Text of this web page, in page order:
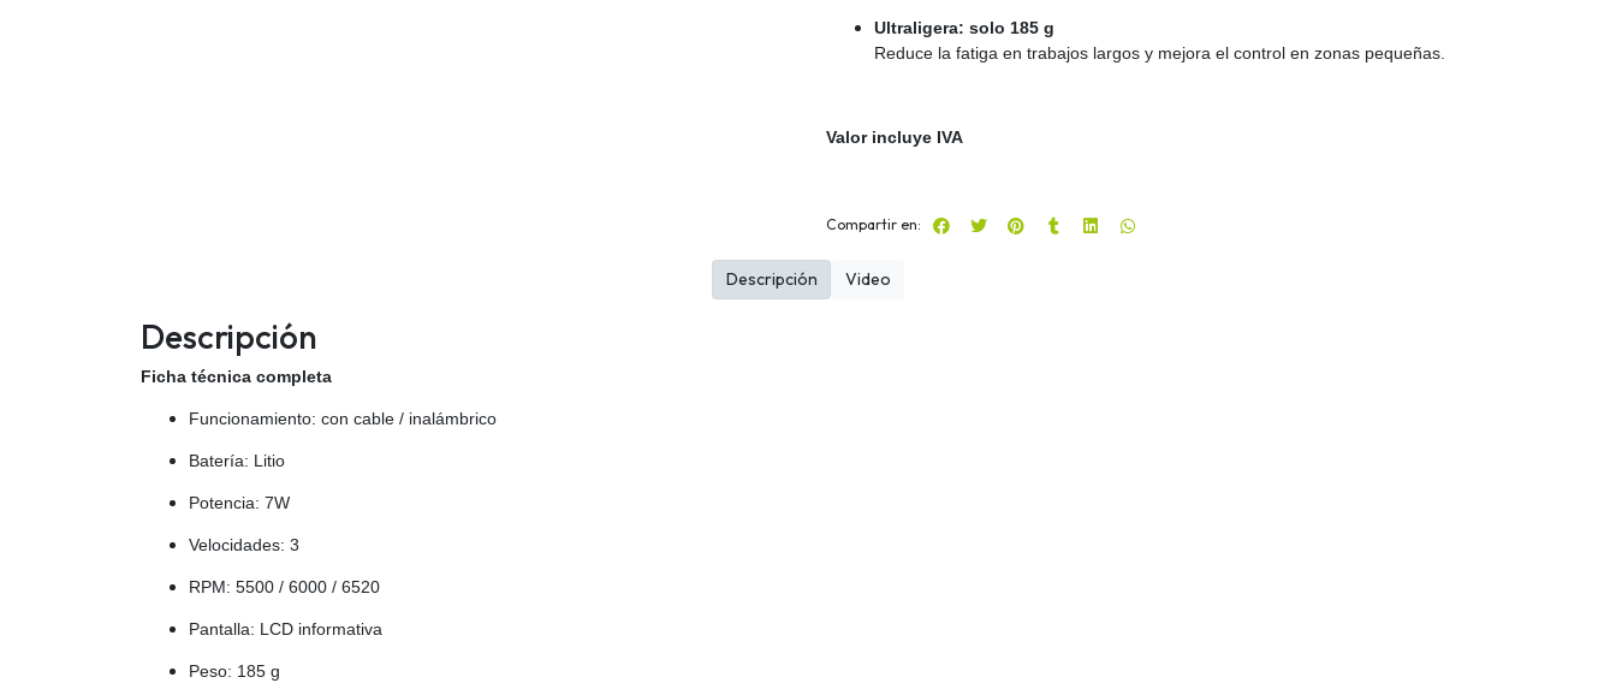
Ultraligera: solo 185 g
Reduce la fatiga en trabajos largos y mejora el control en zonas pequeñas.
Valor incluye IVA
Compartir en:
Descripción
Ficha técnica completa
Funcionamiento: con cable / inalámbrico
Batería: Litio
Potencia: 7W
Velocidades: 3
RPM: 5500 / 6000 / 6520
Pantalla: LCD informativa
Peso: 185 g
Descripción Video